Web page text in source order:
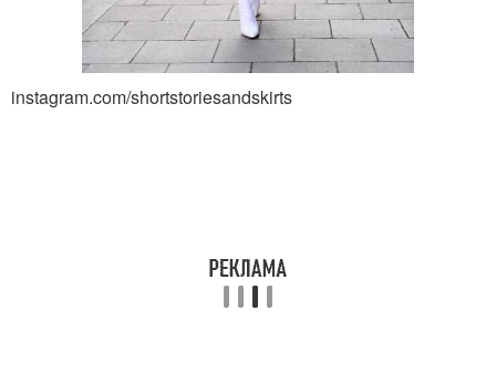
instagram.com/shortstoriesandskirts